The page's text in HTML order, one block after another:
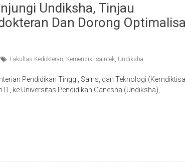
Undiksha, Tinjau
Dan Dorong
Fakultas Kedokteran, Kemendiktisaintek, Undiksha
Pendidikan Tinggi, Sains, dan Teknologi
ke Universitas Pendidikan Ganesha (Undiksha),